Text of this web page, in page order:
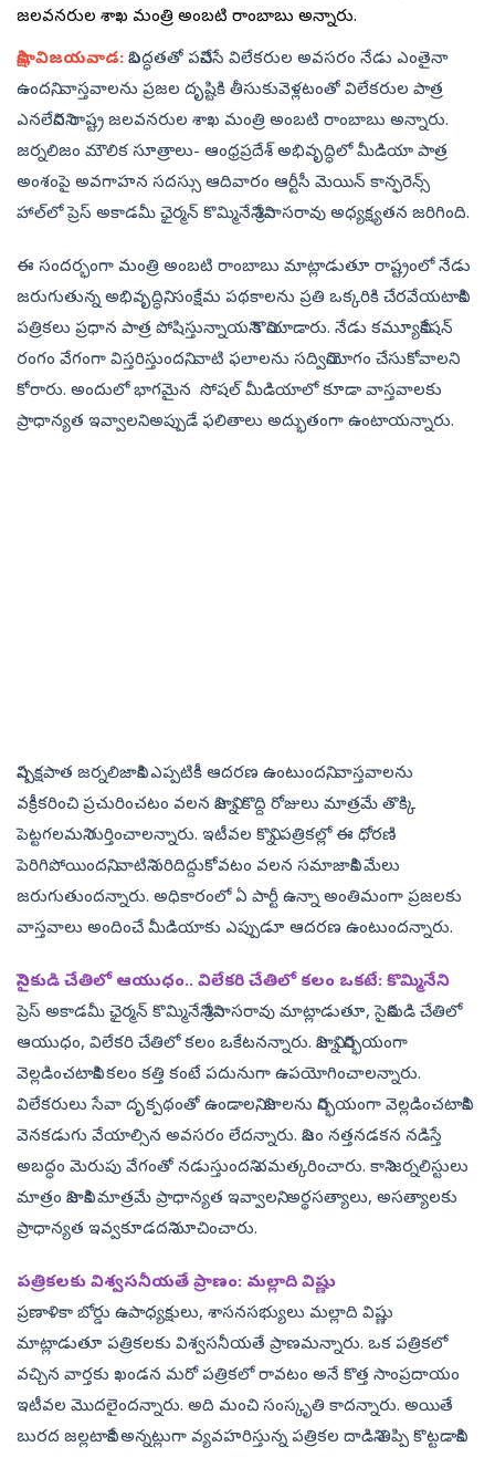
జలవనరుల శాఖ మంత్రి అంబటి రాంబాబు అన్నారు.
సాక్షి, విజయవాడ: నిబద్ధతతో పనిచేసే విలేకరుల అవసరం నేడు ఎంతైనా
ఉందని, వాస్తవాలను ప్రజల దృష్టికి తీసుకువెళ్లటంతో విలేకరుల పాత్ర
ఎనలేనిదని రాష్ట్ర జలవనరుల శాఖ మంత్రి అంబటి రాంబాబు అన్నారు.
జర్నలిజం మౌలిక సూత్రాలు- ఆంధ్రప్రదేశ్ అభివృద్ధిలో మీడియా పాత్ర
అంశంపై అవగాహన సదస్సు ఆదివారం ఆర్టీసీ మెయిన్ కాన్ఫరెన్స్
హాల్‌లో ప్రెస్ అకాడమీ ఛైర్మన్ కొమ్మినేని శ్రీనివాసరావు అధ్యక్ష్యతన జరిగింది.
ఈ సందర్భంగా మంత్రి అంబటి రాంబాబు మాట్లాడుతూ రాష్ట్రంలో నేడు
జరుగుతున్న అభివృద్ధిని, సంక్షేమ పథకాలను ప్రతి ఒక్కరికి చేరవేయటానికి
పత్రికలు ప్రధాన పాత్ర పోషిస్తున్నాయని కొనియాడారు. నేడు కమ్యూనికేషన్
రంగం వేగంగా విస్తరిస్తుందని, వాటి ఫలాలను సద్వినియోగం చేసుకోవాలని
కోరారు. అందులో భాగమైన సోషల్ మీడియాలో కూడా వాస్తవాలకు
ప్రాధాన్యత ఇవ్వాలని.. అప్పుడే ఫలితాలు అద్భుతంగా ఉంటాయన్నారు.
నిష్పక్షపాత జర్నలిజానికి ఎప్పటికీ ఆదరణ ఉంటుందని, వాస్తవాలను
వక్రీకరించి ప్రచురించటం వలన నిజాన్ని కొద్ది రోజులు మాత్రమే తొక్కి
పెట్టగలమని గుర్తించాలన్నారు. ఇటీవల కొన్ని పత్రికల్లో ఈ ధోరణి
పెరిగిపోయిందని, వాటిని సరిదిద్దుకోవటం వలన సమాజానికి మేలు
జరుగుతుందన్నారు. అధికారంలో ఏ పార్టీ ఉన్నా అంతిమంగా ప్రజలకు
వాస్తవాలు అందించే మీడియాకు ఎప్పుడూ ఆదరణ ఉంటుందన్నారు.
సైనికుడి చేతిలో ఆయుధం.. విలేకరి చేతిలో కలం ఒకటే: కొమ్మినేని
ప్రెస్ అకాడమీ ఛైర్మన్ కొమ్మినేని శ్రీనివాసరావు మాట్లాడుతూ, సైనికుడి చేతిలో
ఆయుధం, విలేకరి చేతిలో కలం ఒకేటనన్నారు. నిజాన్ని నిర్భయంగా
వెల్లడించటానికి కలం కత్తి కంటే పదునుగా ఉపయోగించాలన్నారు.
విలేకరులు సేవా దృక్పథంతో ఉండాలని, నిజాలను నిర్భయంగా వెల్లడించటానికి
వెనకడుగు వేయాల్సిన అవసరం లేదన్నారు. నిజం నత్తనడకన నడిస్తే
అబద్ధం మెరుపు వేగంతో నడుస్తుందని చమత్కరించారు. కాని జర్నలిస్టులు
మాత్రం నిజానికి మాత్రమే ప్రాధాన్యత ఇవ్వాలని, అర్థసత్యాలు, అసత్యాలకు
ప్రాధాన్యత ఇవ్వకూడదని సూచించారు.
పత్రికలకు విశ్వసనీయతే ప్రాణం: మల్లాది విష్ణు
ప్రణాళికా బోర్డు ఉపాధ్యక్షులు, శాసనసభ్యులు మల్లాది విష్ణు
మాట్లాడుతూ పత్రికలకు విశ్వసనీయతే ప్రాణమన్నారు. ఒక పత్రికలో
వచ్చిన వార్తకు ఖండన మరో పత్రికలో రావటం అనే కొత్త సాంప్రదాయం
ఇటీవల మొదలైందన్నారు. అది మంచి సంస్కృతి కాదన్నారు. అయితే
బురద జల్లటానికే అన్నట్లుగా వ్యవహరిస్తున్న పత్రికల దాడిని తిప్పి కొట్టడానికి